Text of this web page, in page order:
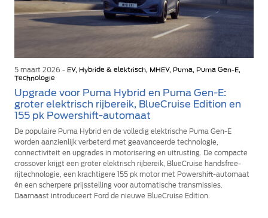
5 maart 2026 - EV, Hybride & elektrisch, MHEV, Puma, Puma Gen-E,
Technologie
Upgrade voor Puma Hybrid en Puma Gen-E:
groter elektrisch rijbereik, BlueCruise Edition en
155 pk Powershift-automaat
De populaire Puma Hybrid en de volledig elektrische Puma Gen-E
worden aanzienlijk verbeterd met geavanceerde technologie,
connectiviteit en upgrades in motorisering en uitrusting. De compacte
crossover krijgt een groter elektrisch rijbereik, BlueCruise handsfree-
rijtechnologie, een krachtigere 155 pk motor met Powershift-automaat
én een scherpere prijsstelling voor automatische transmissies.
Daarnaast introduceert Ford de nieuwe BlueCruise Edition.